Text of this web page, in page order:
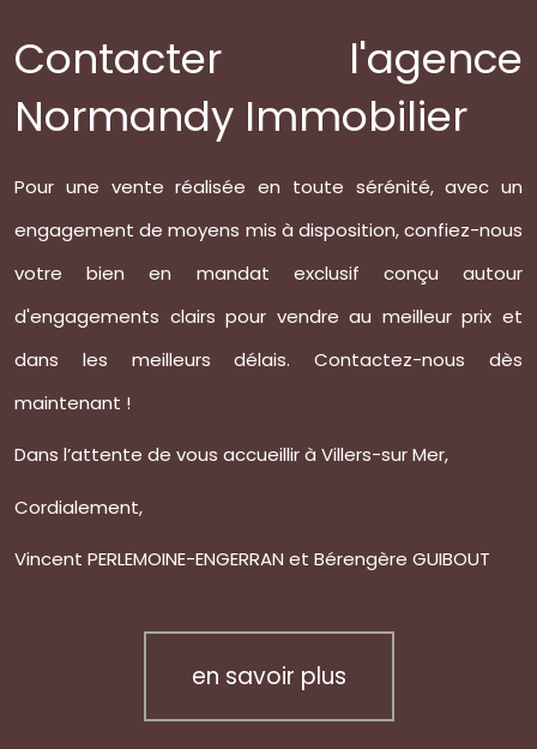
Contacter l'agence
Normandy Immobilier
Pour une vente réalisée en toute sérénité, avec un
engagement de moyens mis à disposition, confiez-nous
votre bien en mandat exclusif conçu autour
d'engagements clairs pour vendre au meilleur prix et
dans les meilleurs délais.Contactez-nous dès
maintenant !
Dans l’attente de vous accueillir à Villers-sur Mer,
Cordialement,
Vincent PERLEMOINE-ENGERRAN et Bérengère GUIBOUT
en savoir plus